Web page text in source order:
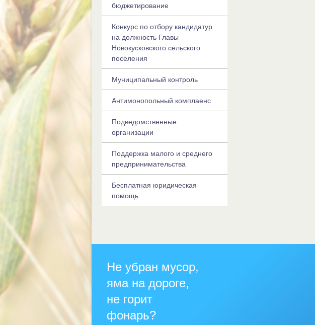
бюджетирование
Конкурс по отбору кандидатур
на должность Главы
Новокусковского сельского
поселения
Муниципальный контроль
Антимонопольный комплаенс
Подведомственные
организации
Поддержка малого и среднего
предпринимательства
Бесплатная юридическая
помощь
Не убран мусор,
яма на дороге,
не горит
фонарь?